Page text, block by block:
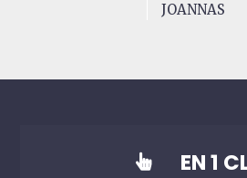
JOANNAS
 EN 1